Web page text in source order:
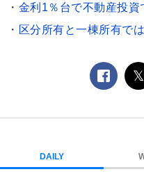
・ 金利1％台で不動産投資
・ 区分所有と一棟所有で
DAILY